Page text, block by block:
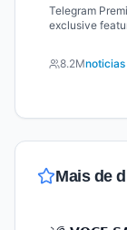
Telegram
exclusive
8.2Mnoticias
Mais de